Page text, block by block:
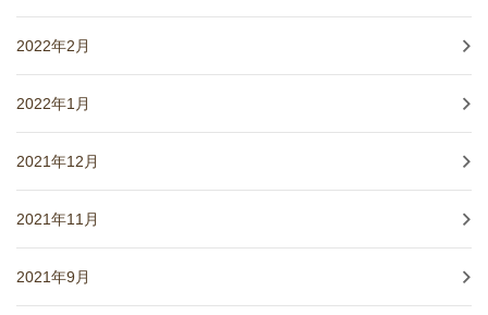
2022年2月
2022年1月
2021年12月
2021年11月
2021年9月